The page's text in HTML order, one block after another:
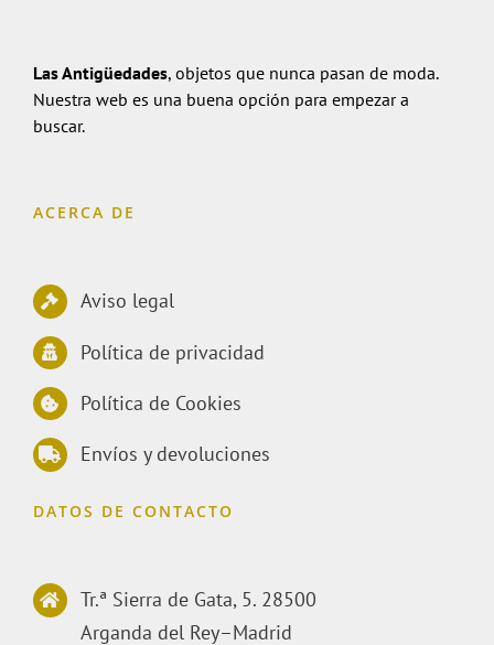
Las Antigüedades, objetos que nunca pasan de moda.
Nuestra web es una buena opción para empezar a
buscar.
ACERCA DE
Aviso legal
Política de privacidad
Política de Cookies
Envíos y devoluciones
DATOS DE CONTACTO
Tr.ª Sierra de Gata, 5. 28500
Arganda del Rey–Madrid